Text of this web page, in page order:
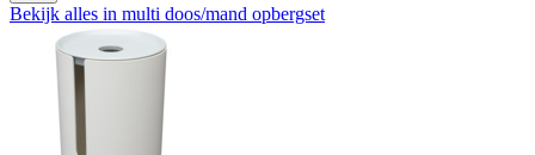
Bekijk alles in multi doos/mand opbergset